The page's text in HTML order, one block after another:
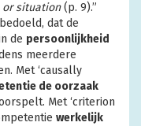
or situation(p. 9).”
dat de
de persoonlijkheid
meerdere
Met ‘causally
de oorzaak
Met ‘criterion
werkelijk